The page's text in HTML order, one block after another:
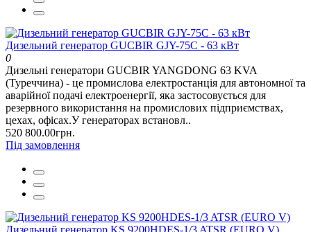
Дизельний генератор GUCBIR GJY-75C - 63 кВт
0
Дизельні генератори GUCBIR YANGDONG 63 KVA
(Туреччина) - це промислова електростанція для автономної та
аварійної подачі електроенергії, яка застосовується для
резервного використання на промислових підприємствах,
цехах, офісах.У генераторах встановл..
520 800.00грн.
Під замовлення
Дизельний генератор KS 9200HDES-1/3 ATSR (EURO V)